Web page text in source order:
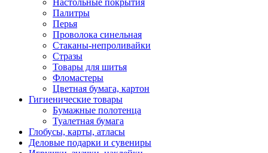
Настольные покрытия
Палитры
Перья
Проволока синельная
Стаканы-непроливайки
Стразы
Товары для шитья
Фломастеры
Цветная бумага, картон
Гигиенические товары
Бумажные полотенца
Туалетная бумага
Глобусы, карты, атласы
Деловые подарки и сувениры